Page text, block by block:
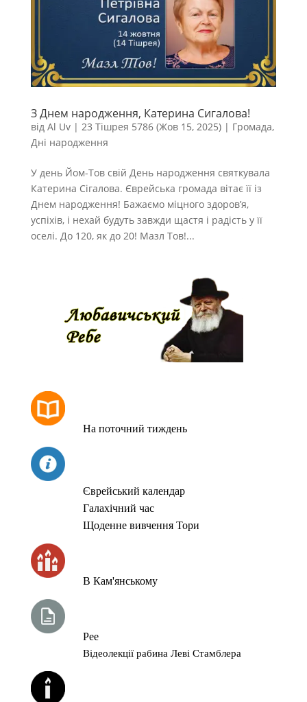
З Днем народження, Катерина Сигалова!
від Al Uv| 23 Тішрея 5786 (Жов 15, 2025)| Громада,
Дні народження
У день Йом-Тов свій День народження святкувала
Катерина Сігалова. Єврейська громада вітає її із
Днем народження! Бажаємо міцного здоров’я,
успіхів, і нехай будуть завжди щастя і радість у її
оселі. До 120, як до 20! Мазл Тов!...
На поточний тиждень
Єврейський календар
Галахічний час
Щоденне вивчення Тори
В Кам'янському
Рее
Відеолекції рабина Леві Стамблера